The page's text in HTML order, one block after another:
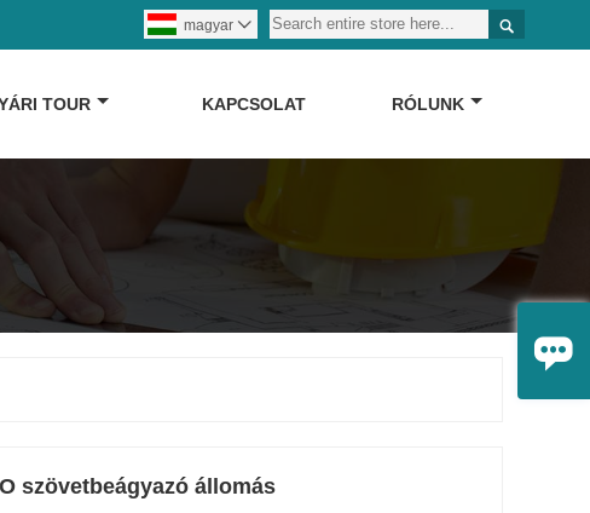


magyar 
TOUR KAPCSOLAT RÓLUNK
szövetbeágyazó állomás